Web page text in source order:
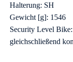
Halterung: SH
Gewicht [g]: 1546
Security Level
gleichschließend